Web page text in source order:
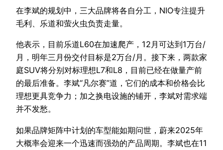
在李斌的规划中，三大品牌将各自分工，NIO专注提升
毛利、乐道和萤火虫负责走量。
他表示，目前乐道L60在加速爬产，12月可达到1万台/
月，明年三月份交付目标是2万台/月。接下来，两款家
庭SUV将分别对标理想L7和L8，目前已经在做量产前
的最后准备。李斌“凡尔赛”道，它们的成本和价格会比
理想更具竞争力；加之换电设施的铺开，李斌对需求端
并不发愁。
如果品牌矩阵中计划的车型能如期问世，蔚来2025年
大概率会迎来一个迅速而强劲的产品周期。李斌也在11